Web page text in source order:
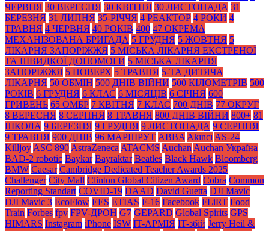
ЧЕРВНЯ 30 ВЕРЕСНЯ 30 КВІТНЯ 30 ЛИСТОПАДА 31
БЕРЕЗНЯ 31 ЛИПНЯ 35-РІЧЧЯ 4 РЕАКТОР 4 РОКИ 4
ТРАВНЯ 4 ЧЕРВНЯ 40 РОКІВ 400 47 ОКРЕМА
МЕХАНІЗОВАНА БРИГАДА 5 ГРУДНЯ 5 ЖОВТНЯ 5
ЛІКАРНЯ ЗАПОРІЖЖЯ 5 МІСЬКА ЛІКАРНЯ ЕКСТРЕНОЇ
ТА ШВИДКОЇ ДОПОМОГИ 5 МІСЬКА ЛІКАРНЯ
ЗАПОРІЖЖЯ 5 ПОВЕРХ 5 ТРАВНЯ 5-ТА ДИТЯЧА
ЛІКАРНЯ 50 ОБМІН 500 ДНІВ ВІЙНИ 500 КІЛОМЕТРІВ 500
РОКІВ 6 ГРУДНЯ 6 КЛАС 6 МІСЯЦІВ 6 СІЧНЯ 600
ГРИВЕНЬ 65 ОМБР 7 КВІТНЯ 7 КЛАС 700 ДНІВ 77 ОКРУГ
8 ВЕРЕСНЯ 8 СЕРПНЯ 8 ТРАВНЯ 800 ДНІВ ВІЙНИ 800+ 81
ШКОЛА 9 БЕРЕЗНЯ 9 ГРУДНЯ 9 ЛИСТОПАДА 9 СЕРПНЯ
9 ТРАВНЯ 900 ДНІВ 96 МАРШРУТ ABBA Akıncı AS-24
Killjoy ASC 890 AstraZeneca ATACMS Auchan Auchan Україна
BAD-2 robotic Baykar Bayraktar Beatles Black Нawk Bloomberg
BMW Caesar Cambridge Dedicated Teacher Awards 2025
Challenger City Mall Clinton Global Citizen Award Cobra Common
Reporting Standart COVID-19 DAAD David Guetta DJI Mavic
DJI Mavic 3 EcoFlow EES ETIAS F-16 Facebook FLiRT Food
Train Forbes fpv FPV-ДРОН G7 GEPARD Global Spirits GPS
HIMARS Instagram iPhone ISW IT-АРМІЯ IT-збій Jerry Heil &